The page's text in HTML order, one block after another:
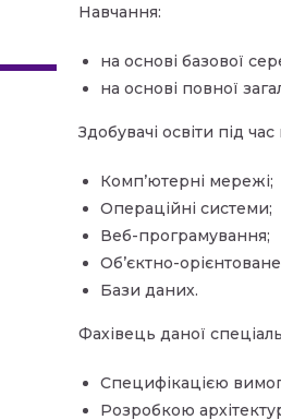
Навчання:
на основі базової
на основі повної
Здобувачі освіти під
Комп’ютерні мережі;
Операційні системи;
Веб-програмування;
Об’єктно-
Бази даних.
Фахівець даної
Специфікацією
Розробкою